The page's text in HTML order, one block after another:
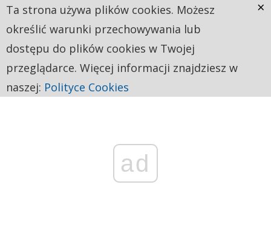
ad
Ta strona używa plików cookies. Możesz
określić warunki przechowywania lub
dostępu do plików cookies w Twojej
przeglądarce. Więcej informacji znajdziesz w
naszej: Polityce Cookies
×